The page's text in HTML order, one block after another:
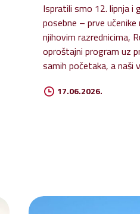
Ispratili smo 12. lipnja i
posebne – prve
njihovim razrednicima,
oproštajni program uz
samih početaka, a naši
zadnji dan, želimo vam
17.06.2026.